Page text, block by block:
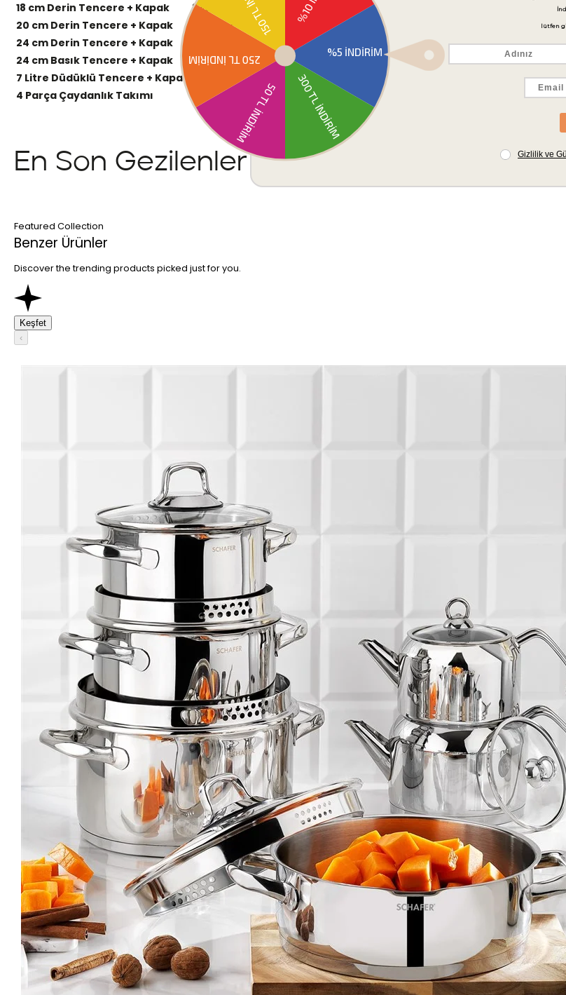
18 cm Derin Tencere + Kapak 2 litre
20 cm Derin Tencere + Kapak
2,5 litre -
24 cm Derin Tencere + Kapak
24 cm Basık Tencere + Kapak
3 litre
-
7 Litre Düdüklü Tencere + Kapak
4 Parça Çaydanlık Takımı
En Son Gezilenler
Featured Collection
Benzer Ürünler
Discover the trending products picked just for you.
Keşfet
‹